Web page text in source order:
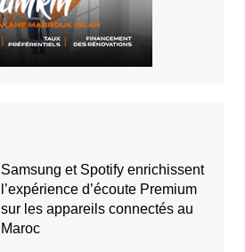
Samsung et Spotify enrichissent
l’expérience d’écoute Premium
sur les appareils connectés au
Maroc